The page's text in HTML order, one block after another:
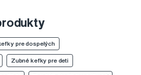
pre dospelých
Zubné kefky pre deti